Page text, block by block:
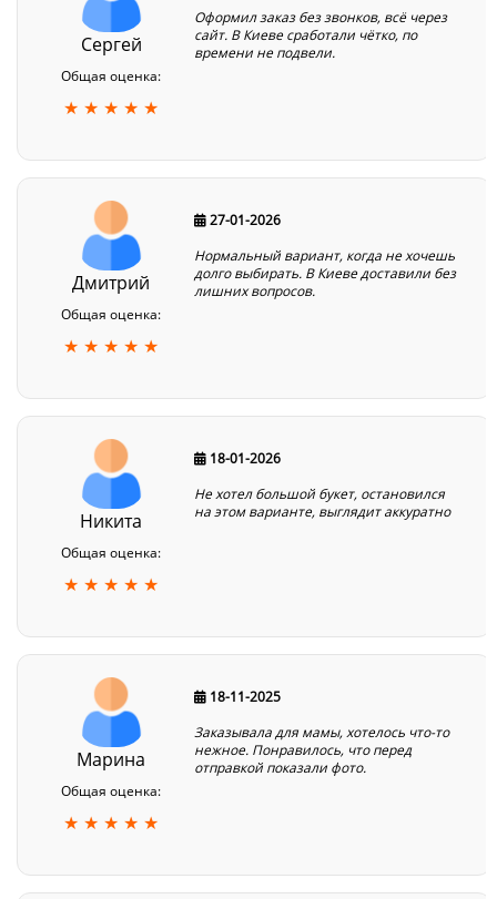
Сергей
Общая оценка:
★ ★ ★ ★ ★
Оформил заказ без звонков, всё через
сайт. В Киеве сработали чётко, по
времени не подвели.
Дмитрий
Общая оценка:
★ ★ ★ ★ ★
27-01-2026
Нормальный вариант, когда не хочешь
долго выбирать. В Киеве доставили без
лишних вопросов.
Никита
Общая оценка:
★ ★ ★ ★ ★
18-01-2026
Не хотел большой букет, остановился
на этом варианте, выглядит аккуратно
Марина
Общая оценка:
★ ★ ★ ★ ★
18-11-2025
Заказывала для мамы, хотелось что-то
нежное. Понравилось, что перед
отправкой показали фото.